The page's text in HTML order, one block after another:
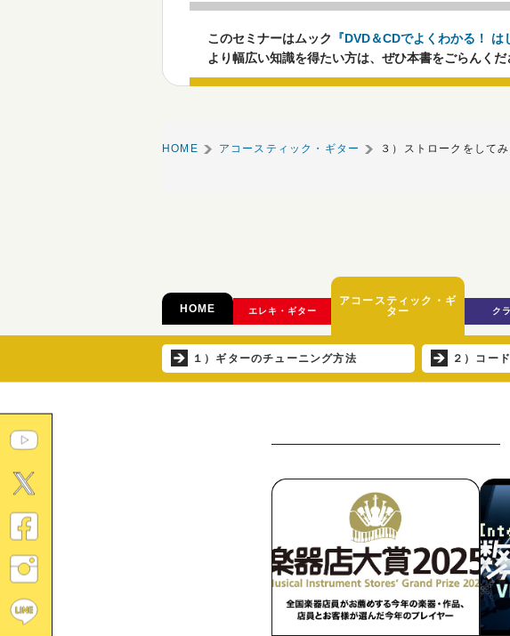
このセミナーはムック 『DVD＆CDでよくわかる！
より幅広い知識を得たい方は、ぜひ本書をごらんくだ
HOME アコースティック・ギター ３）ストロークをしてみ
HOME エレキ・ギター
アコースティック・ギ
ター
ク
１）ギターのチューニング方法 ２）コー